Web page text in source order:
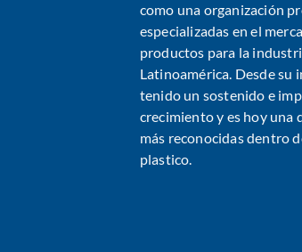
como una organización
especializadas en el
productos para la
Latinoamérica. Desde su
tenido un sostenido e
crecimiento y es hoy una
más reconocidas dentro
plastico.